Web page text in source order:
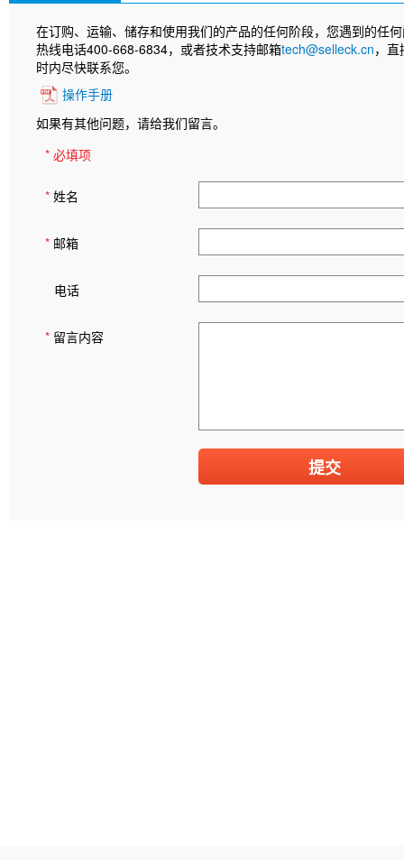
在订购、运输、储存和使用我们的产品的任何阶段，您遇到的任
热线电话400-668-6834，或者技术支持邮箱tech@selleck.cn，
时内尽快联系您。
操作手册
如果有其他问题，请给我们留言。
* 必填项
* 姓名
* 邮箱
电话
* 留言内容